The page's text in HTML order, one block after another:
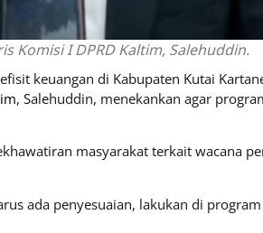
Komisi I DPRD Kaltim, Salehuddin.
keuangan di Kabupaten Kutai
, Salehuddin, menekankan agar
masyarakat terkait wacana
ada penyesuaian, lakukan di